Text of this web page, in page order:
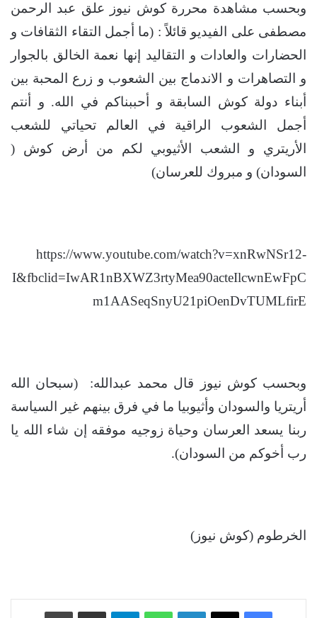
وبحسب مشاهدة محررة كوش نيوز علق عبد الرحمن
مصطفى على الفيديو قائلاً : (ما أجمل التقاء الثقافات و
الحضارات والعادات و التقاليد إنها نعمة الخالق بالجوار
و التصاهرات و الاندماج بين الشعوب و زرع المحبة بين
أبناء دولة كوش السابقة و أحببناكم في الله. و أنتم
أجمل الشعوب الراقية في العالم تحياتي للشعب
الأريتري و الشعب الأثيوبي لكم من أرض كوش (
السودان) و مبروك للعرسان)
https://www.youtube.com/watch?v=xnRwNSr12-
I&fbclid=IwAR1nBXWZ3rtyMea90acteIlcwnEwFpC
m1AASeqSnyU21piOenDvTUMLfirE
وبحسب كوش نيوز قال محمد عبدالله: (سبحان الله
أريتريا والسودان وأثيوبيا ما في فرق بينهم غير السياسة
ربنا يسعد العرسان وحياة زوجيه موفقه إن شاء الله يا
رب أخوكم من السودان).
الخرطوم (كوش نيوز)
فيسبوك ‫X لينكدإن واتساب تيلقرام